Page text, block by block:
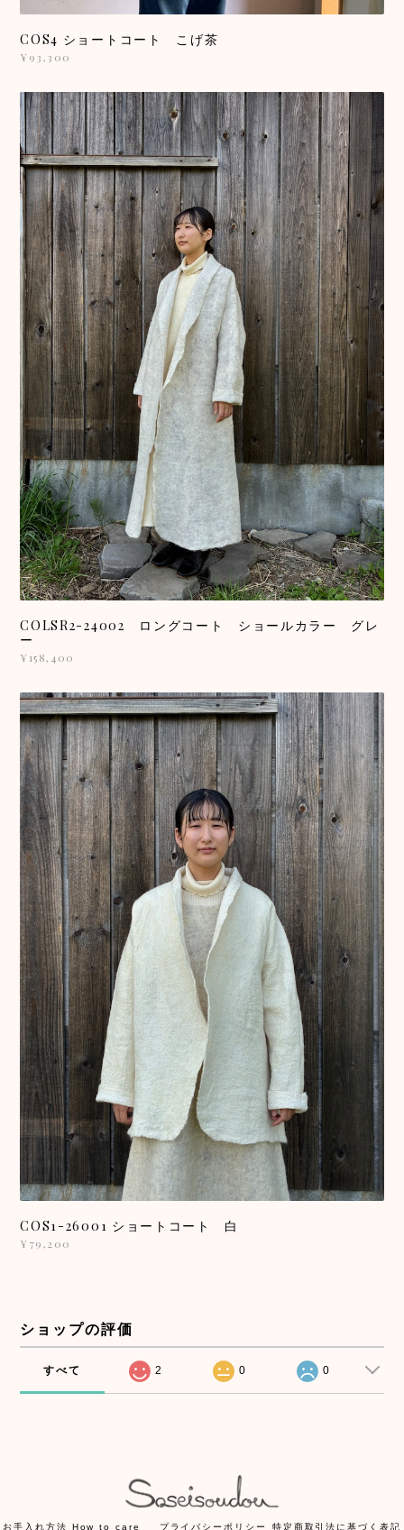
COS4 ショートコート こげ茶
¥93,300
COLSR2-24002 ロングコート ショールカラー グレ
ー
¥158,400
COS1-26001 ショートコート 白
¥79,200
ショップの評価
すべて 2 0 0
お手入れ方法 How to care プライバシーポリシー 特定商取引法に基づく表記